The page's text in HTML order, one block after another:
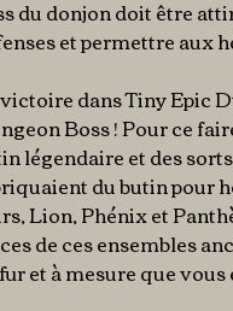
du donjon doit être
et permettre aux
dans Tiny Epic
Boss ! Pour ce
légendaire et des
du butin pour
Lion, Phénix et
de ces ensembles
et à mesure que